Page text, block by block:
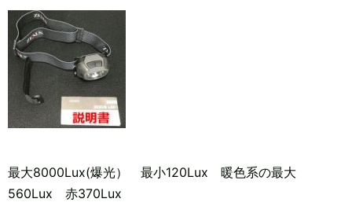
最大8000Lux(爆光） 最小120Lux 暖色系の最大
560Lux 赤370Lux